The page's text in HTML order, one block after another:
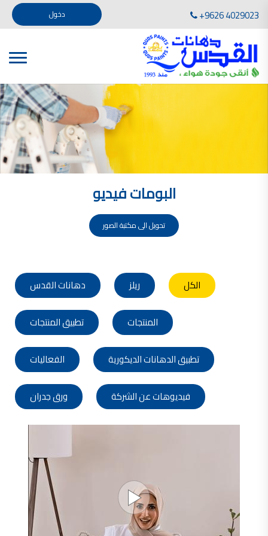
+9626 4029023 دخول
تأسست صناعة دهانات القدس في عام 1994. وقد بدأت بخطين من المنتجات .
، معجون الجدران الداخلية المائي ولصق البلاط ذو القاعدة الأسمنتية
صناعة دهانات القدس دهان شركات دهانات في الاردن
دهانات, أنواع الدهانات, أنواع الدهانات واسعارها في الاردن, مهندس دهانات,
أنواع الدهانات بالصور, أنواع الدهانات المنزلية, أنواع الدهانات في الاردن, أنواع الدهانات في الاردن
شركات دهان في الاردن , شركات دهانات ,لاصق بلاد القدس ,مورتر كوت , معجونة اسمنتية,دهانات
ديكورية,ديكورات,غرف معيشة
صناعة دهانات القدس معارض دهانات
صناعة دهانات القدس
الوان دهانات, الوان دهانات شقق,
كتالوج الوان دهانات, الوان دهانات فاتحة,
صناعة دهانات القدس شركات دهانات في الاردن
دهانات للبيع, افضل نواع الدهان في الاردن, سعر الدهان في الاردن, دهانات الاردن,
شركة القدس لصناعة الدهانات أفضل انواع الدهانات
تأسست شركة القدس لصناعة الدهانات في عام 1994.
وقد بدأت بخطين من المنتجات
معجون الجدران الداخلية المائي ولاصق البلاط ذو القاعدة الأسمنتية
صناعة دهانات القدس
دهان ضد العفن, بخاخ مزيل العفن, دهان بلاستيك مقاوم للرطوبة,
ورق جدران ضد العفن, دهان ضد الرطوبة, علاج العفن في المنزل, معجون ضد الرطوبة
صناعة دهانات القدس
تشطيبات, شركة تشيبات, تشيبات المباني,
ورق جدران, ورق جدرن في الاردن, ورق جدران فوم, ورق جدران لاصق,
صناعة دهانات القدس شركات ديكورية
صناعة دهانات القدس
دهانات ديكورية, دهانات ديكورية للحوائط, ,
انواع الدهانات بالصور, انواع الدهانات, انواع الدهانات المائية
البومات فيديو
تحويل الى مكتبة الصور
الكل ريلز دهانات القدس
المنتجات تطبيق المنتجات
تطبيق الدهانات الديكورية الفعاليات
فيديوهات عن الشركة ورق جدران